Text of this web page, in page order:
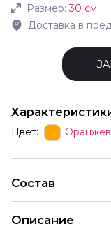
Размер:30 см
Доставка в
Цвет:
Состав
Описание